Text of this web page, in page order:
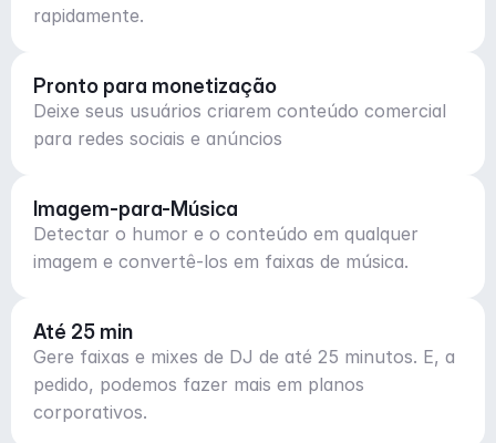
rapidamente.
Pronto para monetização
Deixe seus usuários criarem conteúdo comercial
para redes sociais e anúncios
Imagem-para-Música
Detectar o humor e o conteúdo em qualquer
imagem e convertê-los em faixas de música.
Até 25 min
Gere faixas e mixes de DJ de até 25 minutos. E, a
pedido, podemos fazer mais em planos
corporativos.